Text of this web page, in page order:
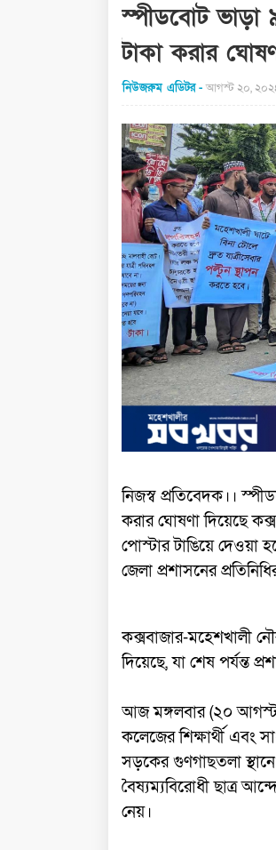
স্পীডবোট ভাড়া
টাকা করার
নিউজরুম এডিটর আগস্ট ২০,
নিজস্ব প্রতিবেদক।।
করার ঘোষণা দিয়েছে
পোস্টার টাঙিয়ে দেওয়া
জেলা প্রশাসনের
কক্সবাজার-মহেশখালী
দিয়েছে, যা শেষ পর্যন্ত
আজ মঙ্গলবার (২০ আগস্ট)
কলেজের শিক্ষার্থী এবং
সড়কের গুণগাছতলা
বৈষ্যম্যবিরোধী ছাত্র
নেয়।